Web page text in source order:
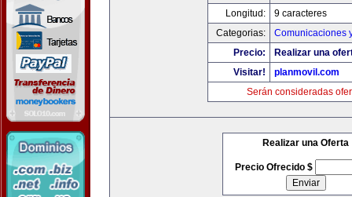
Longitud:
9 caracteres
Categorias:
Comunicaciones
Precio:
Realizar una
Visitar!
planmovil.com
Serán consideradas
Realizar una Oferta
Precio Ofrecido $